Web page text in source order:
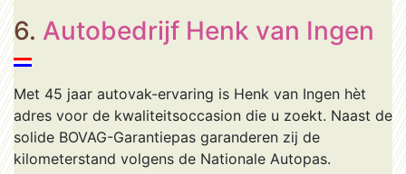
6. Autobedrijf Henk van Ingen
Met 45 jaar autovak-ervaring is Henk van Ingen hèt
adres voor de kwaliteitsoccasion die u zoekt. Naast de
solide BOVAG-Garantiepas garanderen zij de
kilometerstand volgens de Nationale Autopas.